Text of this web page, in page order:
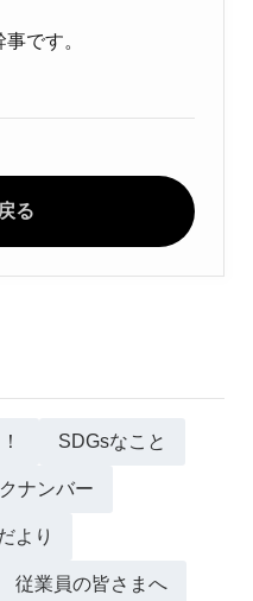
です。
る
SDGsなこと
ナンバー
より
従業員の皆さまへ